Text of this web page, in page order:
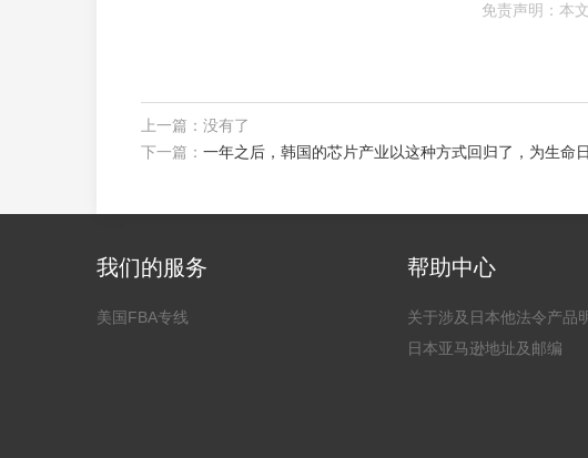
免责声明：本
上一篇：没有了
下一篇： 一年之后，韩国的芯片产业以这种方式回归了，为生命
我们的服务
美国FBA专线
帮助中心
关于涉及日本他法令产品
日本亚马逊地址及邮编